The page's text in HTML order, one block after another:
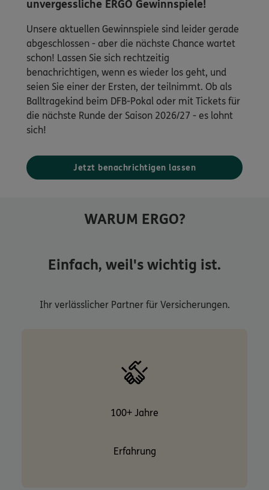
unvergessliche ERGO Gewinnspiele!
Unsere aktuellen Gewinnspiele sind leider gerade
abgeschlossen - aber die nächste Chance wartet
schon! Lassen Sie sich rechtzeitig
benachrichtigen, wenn es wieder los geht, und
seien Sie einer der Ersten, der teilnimmt. Ob als
Balltragekind beim DFB-Pokal oder mit Tickets für
die nächste Runde der Saison 2026/27 - es lohnt
sich!
Jetzt benachrichtigen lassen
WARUM ERGO?
Einfach, weil's wichtig ist.
Ihr verlässlicher Partner für Versicherungen.
100+ Jahre
Erfahrung